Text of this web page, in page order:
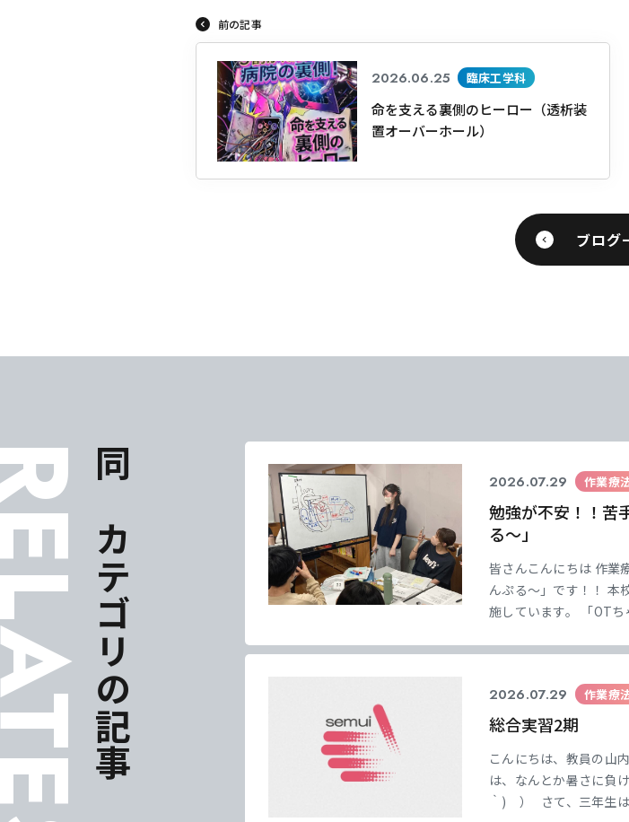
前の記事
2026.06.25 臨床工学科
命を支える裏側のヒーロー（透析装
置オーバーホール）
ブログ
同じカテゴリの記事 2026.07.29 作業療
勉強が不安！！
る～」
皆さんこんにちは 作業
んぷる～」です！！ 本
施しています。 「OT
ざまなイベントに取り
2026.07.29 作業療
総合実習2期
こんにちは、教員の山
は、なんとか暑さに負
｀) ） さて、三年生は